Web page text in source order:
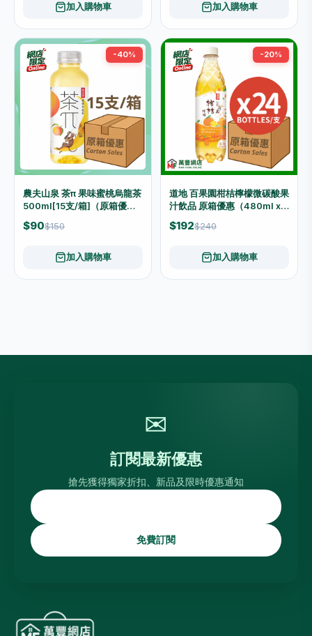
加入購物車 加入購物車
-40%
農夫山泉 茶π 果味蜜桃烏龍茶
500ml[15支/箱]（原箱優惠
📦）
$90$150
加入購物車
-20%
道地 百果園柑桔檸檬微碳酸果
汁飲品 原箱優惠（480ml x
24支）
$192$240
加入購物車
✉
訂閱最新優惠
搶先獲得獨家折扣、新品及限時優惠通知
免費訂閱